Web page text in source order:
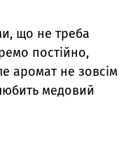
що не треба
постійно,
аромат не зовсім
медовий